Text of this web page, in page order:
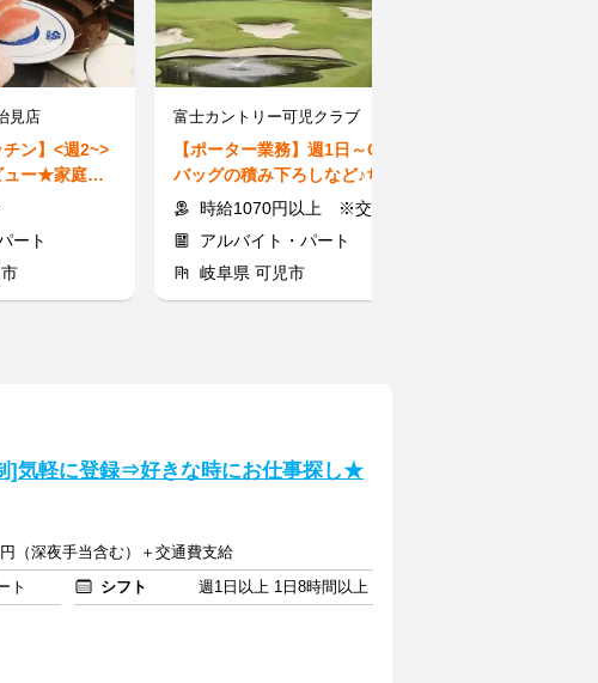
見店
チン】<週2~>
ュー★家庭と
！
ート
【ポーター業務】週1日～OK！
バッグの積み下ろしなど♪ちょっ
とした運動におすすめ◎
時給1070円以上 ※交通費規定支給
アルバイト・パート
岐阜県 可児市
]気軽に登録⇒好きな時にお仕事探し★
（深夜手当含む）＋交通費支給
ト シフト
週1日以上 1日8時間以上